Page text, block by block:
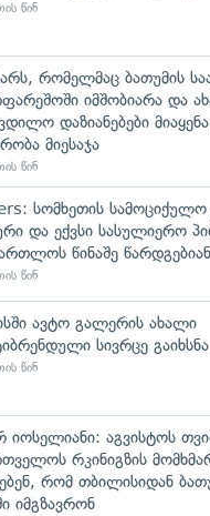
წინ
რომელმაც ბათუმის
იმშობიარა და
დაზიანებები
მიესაჯა
წინ
სომხეთის სამოციქულო
და ექვსი სასულიერო
წინაშე წარდგებიან
წინ
ავტო გალერის ახალი
სივრცე გაიხსნა
წინ
იოსელიანი: აგვისტოს
რკინიგზის
რომ თბილისიდან
იმგზავრონ